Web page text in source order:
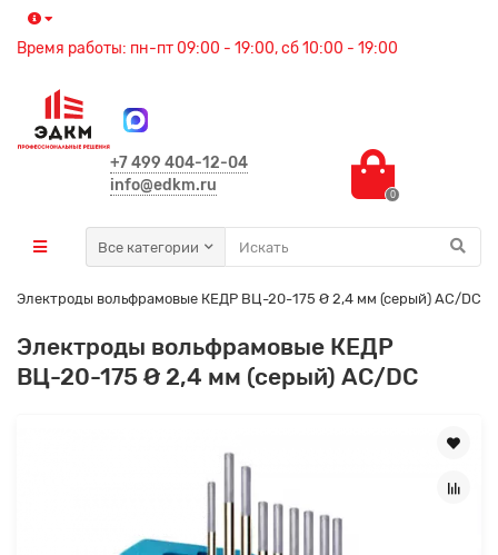
Время работы: пн-пт 09:00 - 19:00, сб 10:00 - 19:00
+7 499 404-12-04
info@edkm.ru
0
Все категории
Электроды вольфрамовые КЕДР ВЦ-20-175 Ø 2,4 мм (серый) AC/DC
Электроды вольфрамовые КЕДР
ВЦ-20-175 Ø 2,4 мм (серый) AC/DC